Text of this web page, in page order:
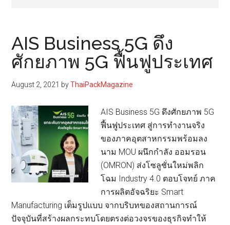
AIS Business 5G ดึง
ศักยภาพ 5G ฟื้นฟูประเทศ
August 2, 2021 byThaiPackMagazine
AIS Business 5G ดึงศักยภาพ 5G
ฟื้นฟูประเทศ สู่การทำงานจริง
ของภาคอุตสาหกรรมพร้อมลง
นาม MOU ผนึกกำลัง ออมรอน
(OMRON) ส่งโซลูชั่นใหม่พลิก
โฉม Industry 4.0 ตอบโจทย์ ภาค
การผลิตอัจฉริยะ Smart
Manufacturing เต็มรูปแบบ จากบริบทของสถานการณ์
ปัจจุบันที่สร้างผลกระทบโดยตรงต่อวงจรของธุรกิจทำให้